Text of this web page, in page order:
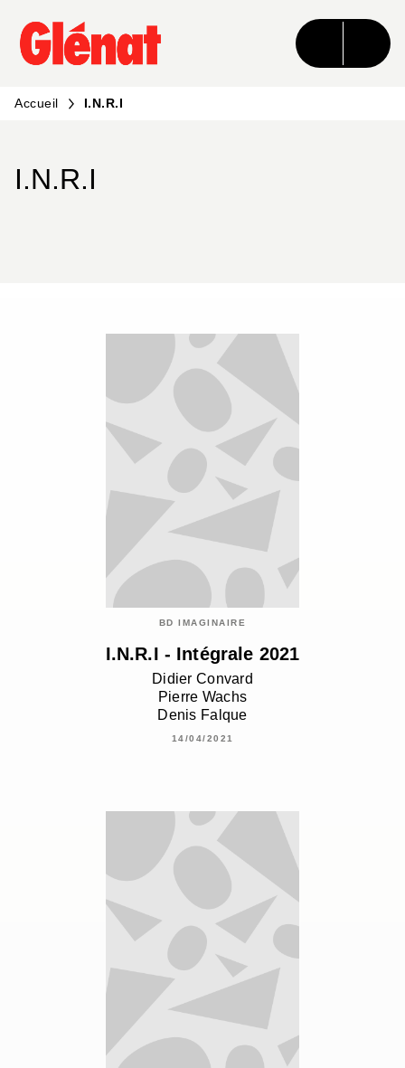
MENU RECHERCHE CONTENU
PIED DE PAGE
Accueil I.N.R.I
I.N.R.I
BD IMAGINAIRE
I.N.R.I - Intégrale 2021
Didier Convard
Pierre Wachs
Denis Falque
14/04/2021